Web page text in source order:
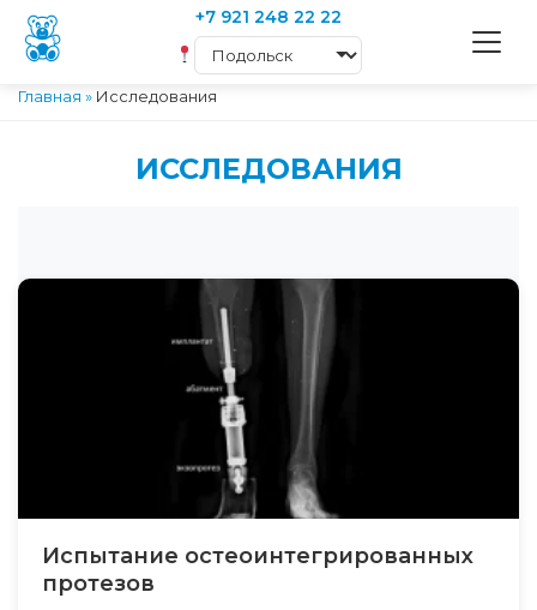
+7 921 248 22 22
Главная » Исследования
ИССЛЕДОВАНИЯ
Испытание остеоинтегрированных
протезов